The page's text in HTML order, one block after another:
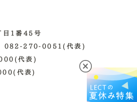
目1番45号
] 082-270-0051(代表)
代表)
代表)